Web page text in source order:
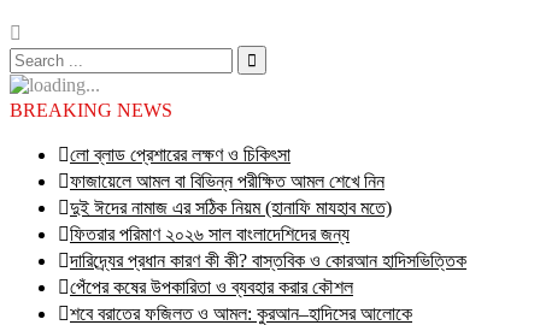
BREAKING NEWS
লো ব্লাড প্রেশারের লক্ষণ ও চিকিৎসা
ফাজায়েলে আমল বা বিভিন্ন পরীক্ষিত আমল শেখে নিন
দুই ঈদের নামাজ এর সঠিক নিয়ম (হানাফি মাযহাব মতে)
ফিতরার পরিমাণ ২০২৬ সাল বাংলাদেশিদের জন্য
দারিদ্র্যের প্রধান কারণ কী কী? বাস্তবিক ও কোরআন হাদিসভিত্তিক
পেঁপের কষের উপকারিতা ও ব্যবহার করার কৌশল
শবে বরাতের ফজিলত ও আমল: কুরআন–হাদিসের আলোকে